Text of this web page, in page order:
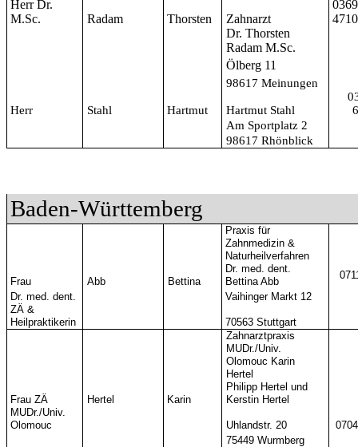
Herr Dr.
M.Sc.
Radam Thorsten Zahnarzt
Dr. Thorsten
Radam M.Sc.
Ölberg 11
98617 Meinungen
Herr Stahl Hartmut Hartmut Stahl
Am Sportplatz 2
98617 Rhönblick
Baden-Württemberg
Praxis für
Zahnmedizin &
Naturheilverfahren
Frau Abb Bettina
Dr. med. dent.
Bettina Abb
Dr. med. dent.
Vaihinger Markt 12
ZÄ &
Heilpraktikerin
70563 Stuttgart
Zahnarztpraxis
MUDr./Univ.
Olomouc Karin
Hertel
Frau ZÄ Hertel Karin
Philipp Hertel und
Kerstin Hertel
MUDr./Univ.
Olomouc
Uhlandstr. 20
75449 Wurmberg